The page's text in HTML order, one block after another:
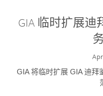
GIA 临时扩展
GIA 将临时扩展 GIA 迪拜